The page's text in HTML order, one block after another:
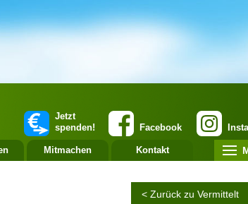
Facebook
Jetzt
spenden!
Mitmachen Kontakt
< Zurück zu Vermittelt